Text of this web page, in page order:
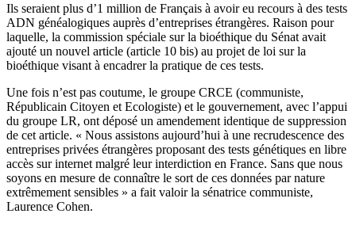
Ils seraient plus d’1 million de Français à avoir eu recours à des tests
ADN généalogiques auprès d’entreprises étrangères. Raison pour
laquelle, la commission spéciale sur la bioéthique du Sénat avait
ajouté un nouvel article (article 10 bis) au projet de loi sur la
bioéthique visant à encadrer la pratique de ces tests.
Une fois n’est pas coutume, le groupe CRCE (communiste,
Républicain Citoyen et Ecologiste) et le gouvernement, avec l’appui
du groupe LR, ont déposé un amendement identique de suppression
de cet article. « Nous assistons aujourd’hui à une recrudescence des
entreprises privées étrangères proposant des tests génétiques en libre
accès sur internet malgré leur interdiction en France. Sans que nous
soyons en mesure de connaître le sort de ces données par nature
extrêmement sensibles » a fait valoir la sénatrice communiste,
Laurence Cohen.